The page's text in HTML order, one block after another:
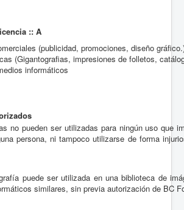
:: A
(publicidad, promociones, diseño
(Gigantografias, impresiones de folletos,
informáticos
no pueden ser utilizadas para ningún uso que
persona, ni tampoco utilizarse de forma
puede ser utilizada en una biblioteca de
similares, sin previa autorización de BC